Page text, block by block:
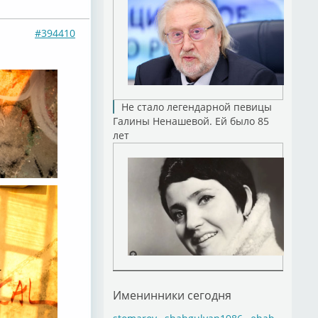
#394410
Не стало легендарной певицы
Галины Ненашевой. Ей было 85
лет
Именинники сегодня